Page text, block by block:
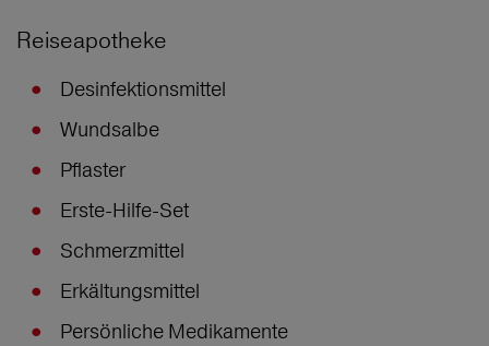
Reiseapotheke
Desinfektionsmittel
Wundsalbe
Pflaster
Erste-Hilfe-Set
Schmerzmittel
Erkältungsmittel
Persönliche Medikamente